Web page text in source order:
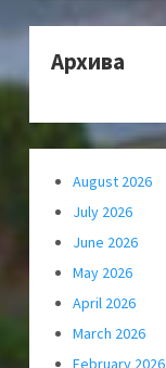
Архива
August 2026
July 2026
June 2026
May 2026
April 2026
March 2026
February 2026